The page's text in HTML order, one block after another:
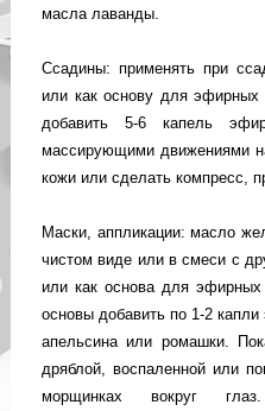
масла лаванды.
Ссадины: применять при
или как основу для
добавить 5-6 капель
массирующими движениями
кожи или сделать компресс,
Маски, аппликации: масло
чистом виде или в смеси с
или как основа для
основы добавить по 1-2
апельсина или ромашки.
дряблой, воспаленной или
морщинках вокруг